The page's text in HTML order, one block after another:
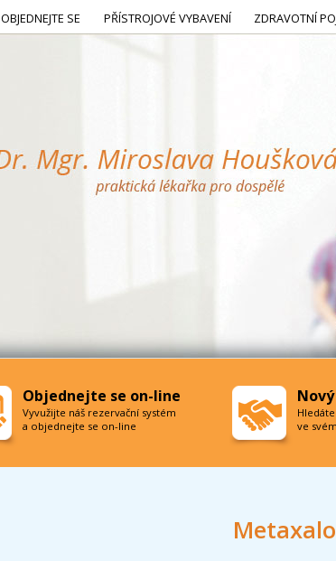
OBJEDNEJTE SE PŘÍSTROJOVÉ VYBAVENÍ ZDRAVOTNÍ
Objednejte se on-line
Vyvužijte náš rezervační systém
a objednejte se on-line
ve